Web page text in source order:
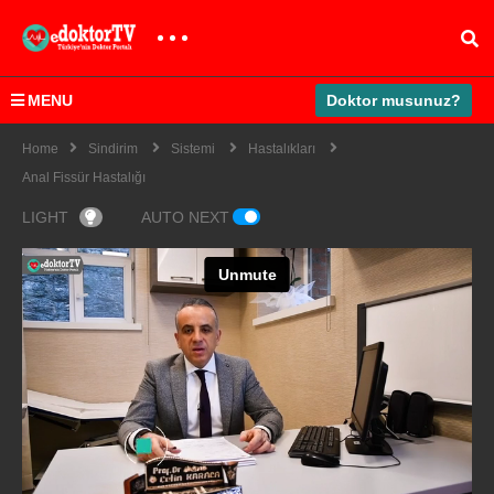
MENU Doktor musunuz?
Home Sindirim Sistemi
Hastalıkları
Anal Fissür Hastalığı
LIGHT AUTO NEXT